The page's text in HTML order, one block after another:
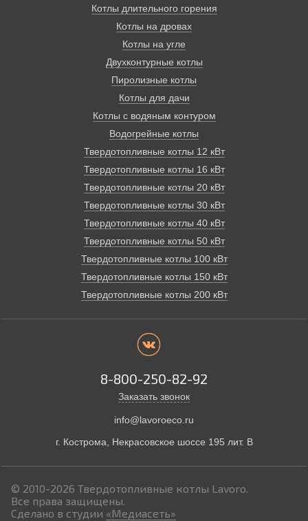
Котлы длительного горения
Котлы на дровах
Котлы на угле
Двухконтурные котлы
Пиролизные котлы
Котлы для дачи
Котлы с водяным контуром
Водогрейные котлы
Твердотопливные котлы 12 кВт
Твердотопливные котлы 16 кВт
Твердотопливные котлы 20 кВт
Твердотопливные котлы 30 кВт
Твердотопливные котлы 40 кВт
Твердотопливные котлы 50 кВт
Твердотопливные котлы 100 кВт
Твердотопливные котлы 150 кВт
Твердотопливные котлы 200 кВт
8-800-250-82-92
Заказать звонок
info@lavoroeco.ru
г. Кострома, Некрасовское шоссе 195 лит. В
© 2010-2026 Твердотопливные котлы Lavoro.
Все права защищены.
Сделано в студии «Медиасеть»